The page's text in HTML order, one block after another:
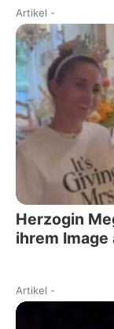
Artikel -
Herzogin
ihrem Image
Artikel -